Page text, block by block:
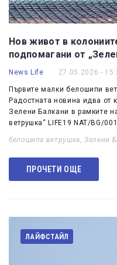
Нов живот в
подпомагани от
News Life 27.05.2026 -
Първите малки белошипи
Радостната новина идва от
Зелени Балкани в рамките
ветрушка“ LIFE19 NAT/BG/
белошипа ветрушка,Зелени
ПРОЧЕТИ ОЩЕ
ЛАЙФСТАЙЛ